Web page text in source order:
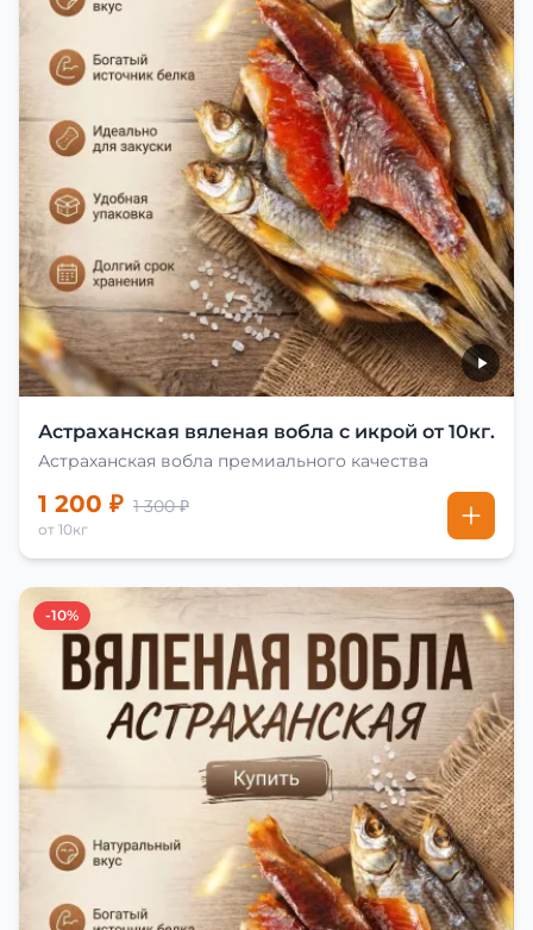
Астраханская вяленая вобла с икрой от 10кг.
Астраханская вобла премиального качества
1 200 ₽ 1 300 ₽
от 10кг
-10%